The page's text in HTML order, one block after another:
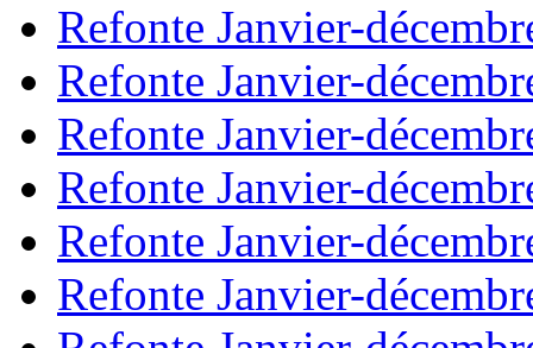
Refonte Janvier-
Refonte Janvier-
Refonte Janvier-
Refonte Janvier-
Refonte Janvier-
Refonte Janvier-